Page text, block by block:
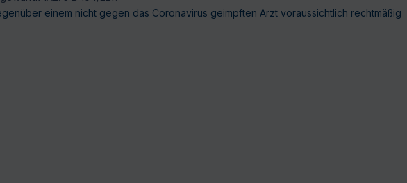
einem nicht gegen das Coronavirus geimpften Arzt voraussichtlich rechtmäßig